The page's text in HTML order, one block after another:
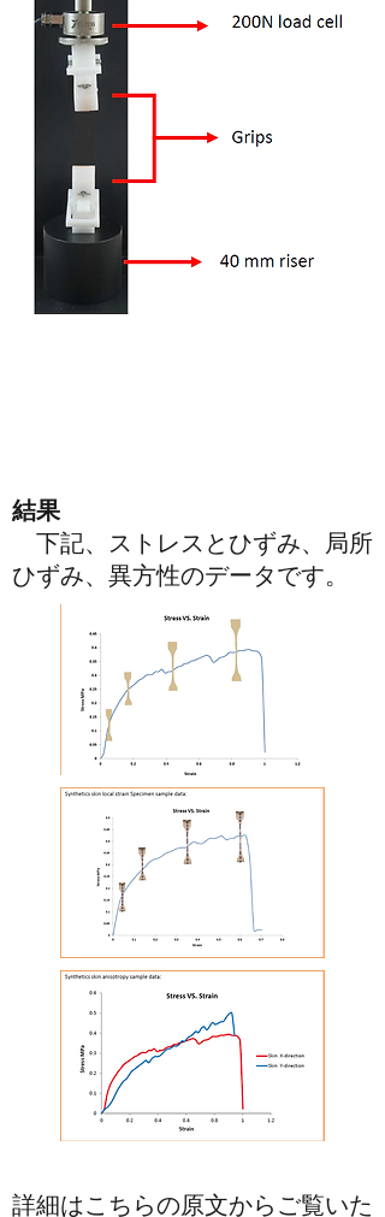
結果
下記、ストレスとひずみ、局所
ひずみ、異方性のデータです。
詳細はこちらの原文からご覧いた